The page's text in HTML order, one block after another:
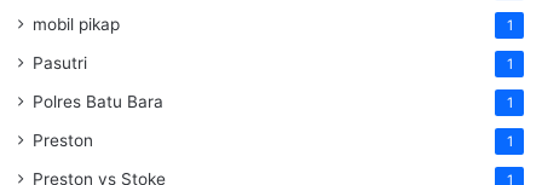
mobil pikap 1
Pasutri 1
Polres Batu Bara 1
Preston 1
Preston vs Stoke 1